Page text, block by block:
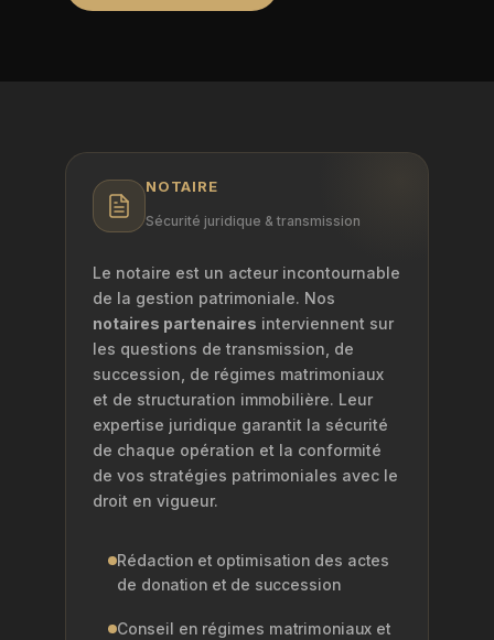
NOTAIRE
Sécurité juridique & transmission
Le notaire est un acteur incontournable
de la gestion patrimoniale. Nos
notaires partenaires interviennent sur
les questions de transmission, de
succession, de régimes matrimoniaux
et de structuration immobilière. Leur
expertise juridique garantit la sécurité
de chaque opération et la conformité
de vos stratégies patrimoniales avec le
droit en vigueur.
Rédaction et optimisation des actes
de donation et de succession
Conseil en régimes matrimoniaux et